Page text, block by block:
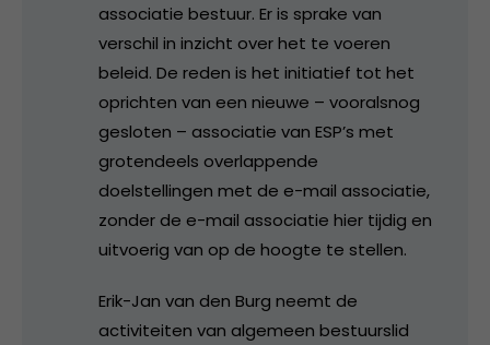
associatie bestuur. Er is sprake van
verschil in inzicht over het te voeren
beleid. De reden is het initiatief tot het
oprichten van een nieuwe – vooralsnog
gesloten – associatie van ESP’s met
grotendeels overlappende
doelstellingen met de e-mail associatie,
zonder de e-mail associatie hier tijdig en
uitvoerig van op de hoogte te stellen.
Erik-Jan van den Burg neemt de
activiteiten van algemeen bestuurslid